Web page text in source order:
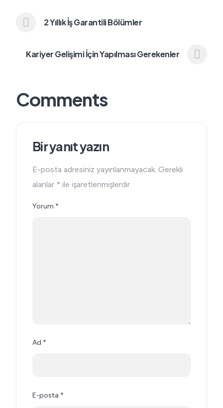
2 Yıllık İş Garantili Bölümler
Kariyer Gelişimi İçin Yapılması Gerekenler
Comments
Bir yanıt yazın
E-posta adresiniz yayınlanmayacak. Gerekli
alanlar * ile işaretlenmişlerdir
Yorum *
Ad *
E-posta *